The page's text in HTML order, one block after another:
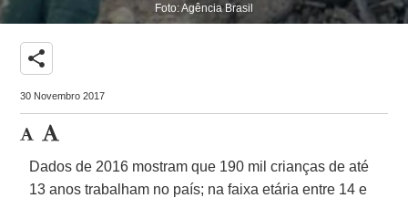
Foto: Agência Brasil
share
30 Novembro 2017
Dados de 2016 mostram que 190 mil crianças de até
13 anos trabalham no país; na faixa etária entre 14 e